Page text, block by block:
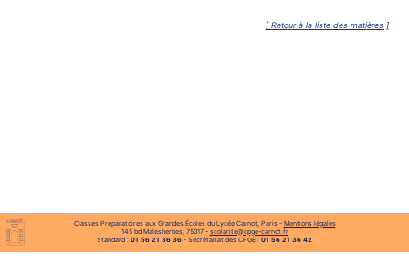
[ Retour à la liste des matières ]
Classes Préparatoires aux Grandes Écoles du Lycée Carnot, Paris - Mentions légales
145 bd Malesherbes, 75017 - scolarite@cpge-carnot.fr
Standard : 01 56 21 36 36 - Secrétariat des CPGE : 01 56 21 36 42